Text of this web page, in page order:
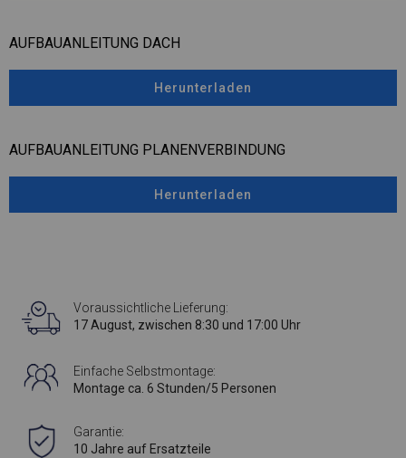
AUFBAUANLEITUNG DACH
Herunterladen
AUFBAUANLEITUNG PLANENVERBINDUNG
Herunterladen
Voraussichtliche Lieferung:
17 August, zwischen 8:30 und 17:00 Uhr
Einfache Selbstmontage:
Montage ca. 6 Stunden/5 Personen
Garantie:
10 Jahre auf Ersatzteile